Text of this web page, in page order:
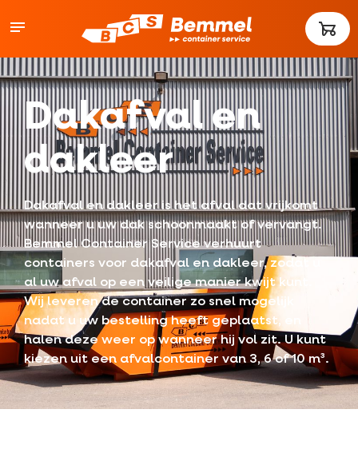
Dakafval en
dakleer
Dakafval en dakleer is het afval dat vrijkomt
wanneer u uw dak schoonmaakt of vervangt.
Bemmel Container Service verhuurt
containers voor dakafval en dakleer, zodat u
al uw afval op een veilige manier kwijt kunt.
Wij leveren de container zo snel mogelijk
nadat u uw bestelling heeft geplaatst, en
halen deze weer op wanneer hij vol zit. U kunt
kiezen uit een afvalcontainer van 3, 6 of 10 m³.